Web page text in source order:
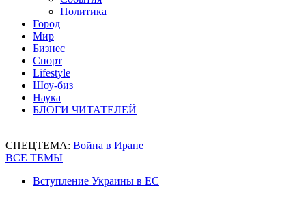
Политика
Город
Мир
Бизнес
Спорт
Lifestyle
Шоу-биз
Наука
БЛОГИ ЧИТАТЕЛЕЙ
СПЕЦТЕМА: Война в Иране
ВСЕ ТЕМЫ
Вступление Украины в ЕС